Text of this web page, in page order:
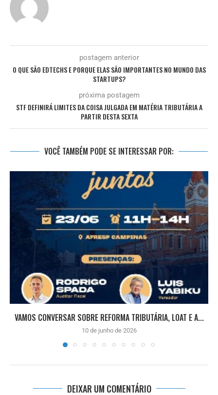
postagem anterior
O QUE SÃO EDTECHS E PORQUE ELAS SÃO IMPORTANTES NO MUNDO DAS
STARTUPS?
próxima postagem
STF DEFINIRÁ LIMITES DA COISA JULGADA EM MATÉRIA TRIBUTÁRIA A
PARTIR DESTA SEXTA
VOCÊ TAMBÉM PODE SE INTERESSAR POR:
VAMOS CONVERSAR SOBRE REFORMA TRIBUTÁRIA, LOAT E A...
10 de junho de 2026
DEIXAR UM COMENTÁRIO